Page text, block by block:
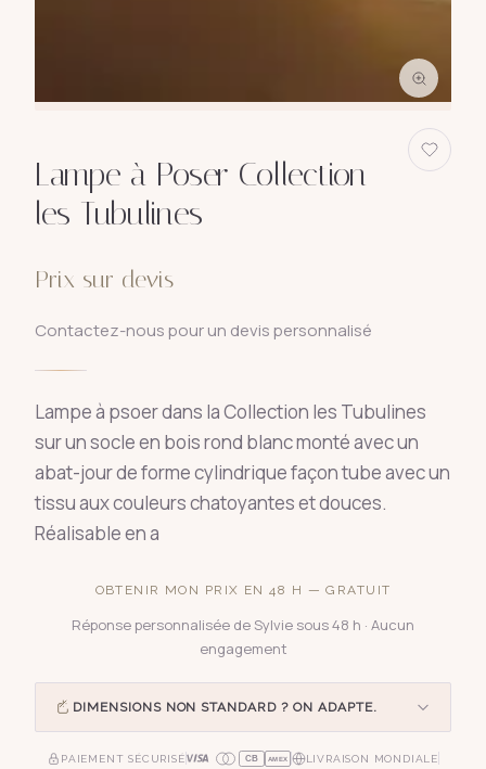
Lampe à Poser Collection
les Tubulines
Prix sur devis
Contactez-nous pour un devis personnalisé
Lampe à psoer dans la Collection les Tubulines
sur un socle en bois rond blanc monté avec un
abat-jour de forme cylindrique façon tube avec un
tissu aux couleurs chatoyantes et douces.
Réalisable en a
OBTENIR MON PRIX EN 48 H — GRATUIT
Réponse personnalisée de Sylvie sous 48 h · Aucun
engagement
DIMENSIONS NON STANDARD ? ON ADAPTE.
PAIEMENT SÉCURISÉ CB AMEX
LIVRAISON MONDIALE